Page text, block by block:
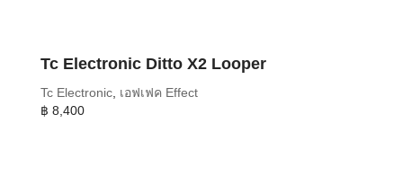
Tc Electronic Ditto X2 Looper
Tc Electronic, เอฟเฟค Effect
฿ 8,400